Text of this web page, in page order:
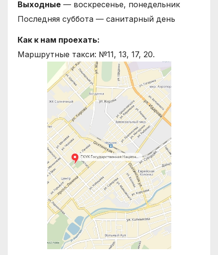
Выходные — воскресенье, понедельник
Последняя суббота — санитарный день
Как к нам проехать:
Маршрутные такси: №11, 13, 17, 20.